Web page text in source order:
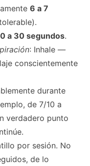
6 a 7
a 30 segundos.
: Inhale —
conscientemente
durante
de 7/10 a
verdadero punto
por sesión. No
de lo